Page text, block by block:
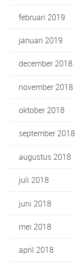
februari 2019
januari 2019
december 2018
november 2018
oktober 2018
september 2018
augustus 2018
juli 2018
juni 2018
mei 2018
april 2018